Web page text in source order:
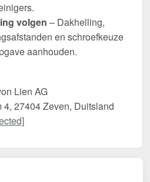
volgen – Dakhelling,
en schroefkeuze
aanhouden.
Lien AG
4, 27404 Zeven, Duitsland